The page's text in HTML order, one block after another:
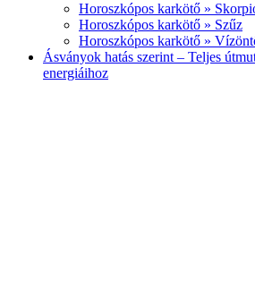
Horoszkópos karkötő »
Horoszkópos karkötő » Szűz
Horoszkópos karkötő »
Ásványok hatás szerint – Teljes
energiáihoz